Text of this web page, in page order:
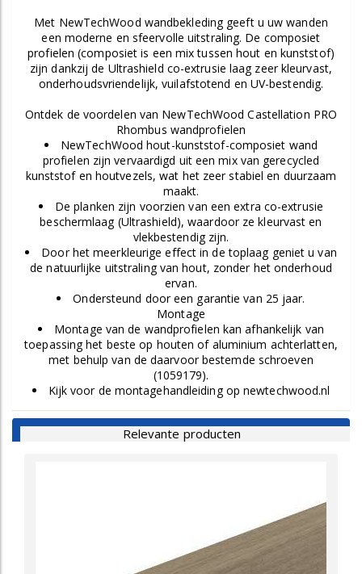
Met NewTechWood wandbekleding geeft u uw wanden
een moderne en sfeervolle uitstraling. De composiet
profielen (composiet is een mix tussen hout en kunststof)
zijn dankzij de Ultrashield co-extrusie laag zeer kleurvast,
onderhoudsvriendelijk, vuilafstotend en UV-bestendig.
Ontdek de voordelen van NewTechWood Castellation PRO
Rhombus wandprofielen
NewTechWood hout-kunststof-composiet wand
profielen zijn vervaardigd uit een mix van gerecycled
kunststof en houtvezels, wat het zeer stabiel en duurzaam
maakt.
De planken zijn voorzien van een extra co-extrusie
beschermlaag (Ultrashield), waardoor ze kleurvast en
vlekbestendig zijn.
Door het meerkleurige effect in de toplaag geniet u van
de natuurlijke uitstraling van hout, zonder het onderhoud
ervan.
Ondersteund door een garantie van 25 jaar.
Montage
Montage van de wandprofielen kan afhankelijk van
toepassing het beste op houten of aluminium achterlatten,
met behulp van de daarvoor bestemde schroeven
(1059179).
Kijk voor de montagehandleiding op newtechwood.nl
Relevante producten